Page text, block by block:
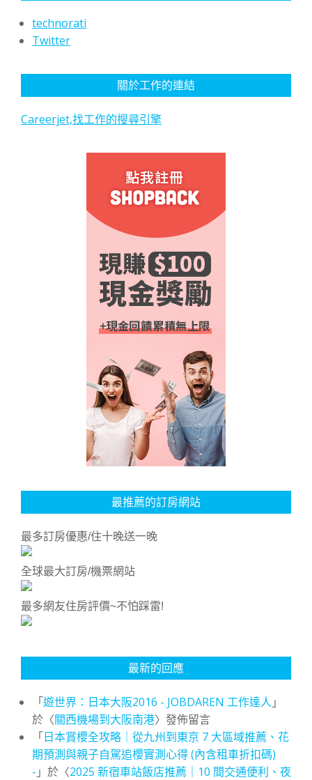
technorati
Twitter
關於工作的連結
Careerjet,找工作的搜尋引擎
最推薦的訂房網站
最多訂房優惠/住十晚送一晚
全球最大訂房/機票網站
最多網友住房評價~不怕踩雷!
最新的回應
「遊世界：日本大阪2016 - JOBDAREN 工作達人 」
於〈關西機場到大阪南港〉發佈留言
「日本賞櫻全攻略｜從九州到東京 7 大區域推薦、花
期預測與親子自駕追櫻實測心得 (內含租車折扣碼)
- 」於〈2025 新宿車站飯店推薦｜10 間交通便利、夜